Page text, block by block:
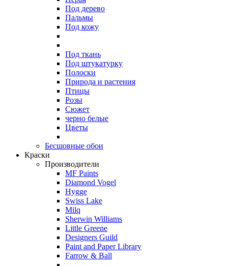
Под дерево
Пальмы
Под кожу
Под ткань
Под штукатурку
Полоски
Природа и растения
Птицы
Розы
Сюжет
черно белые
Цветы
Бесшовные обои
Краски
Производители
MF Paints
Diamond Vogel
Hygge
Swiss Lake
Milq
Sherwin Williams
Little Greene
Designers Guild
Paint and Paper Library
Farrow & Ball